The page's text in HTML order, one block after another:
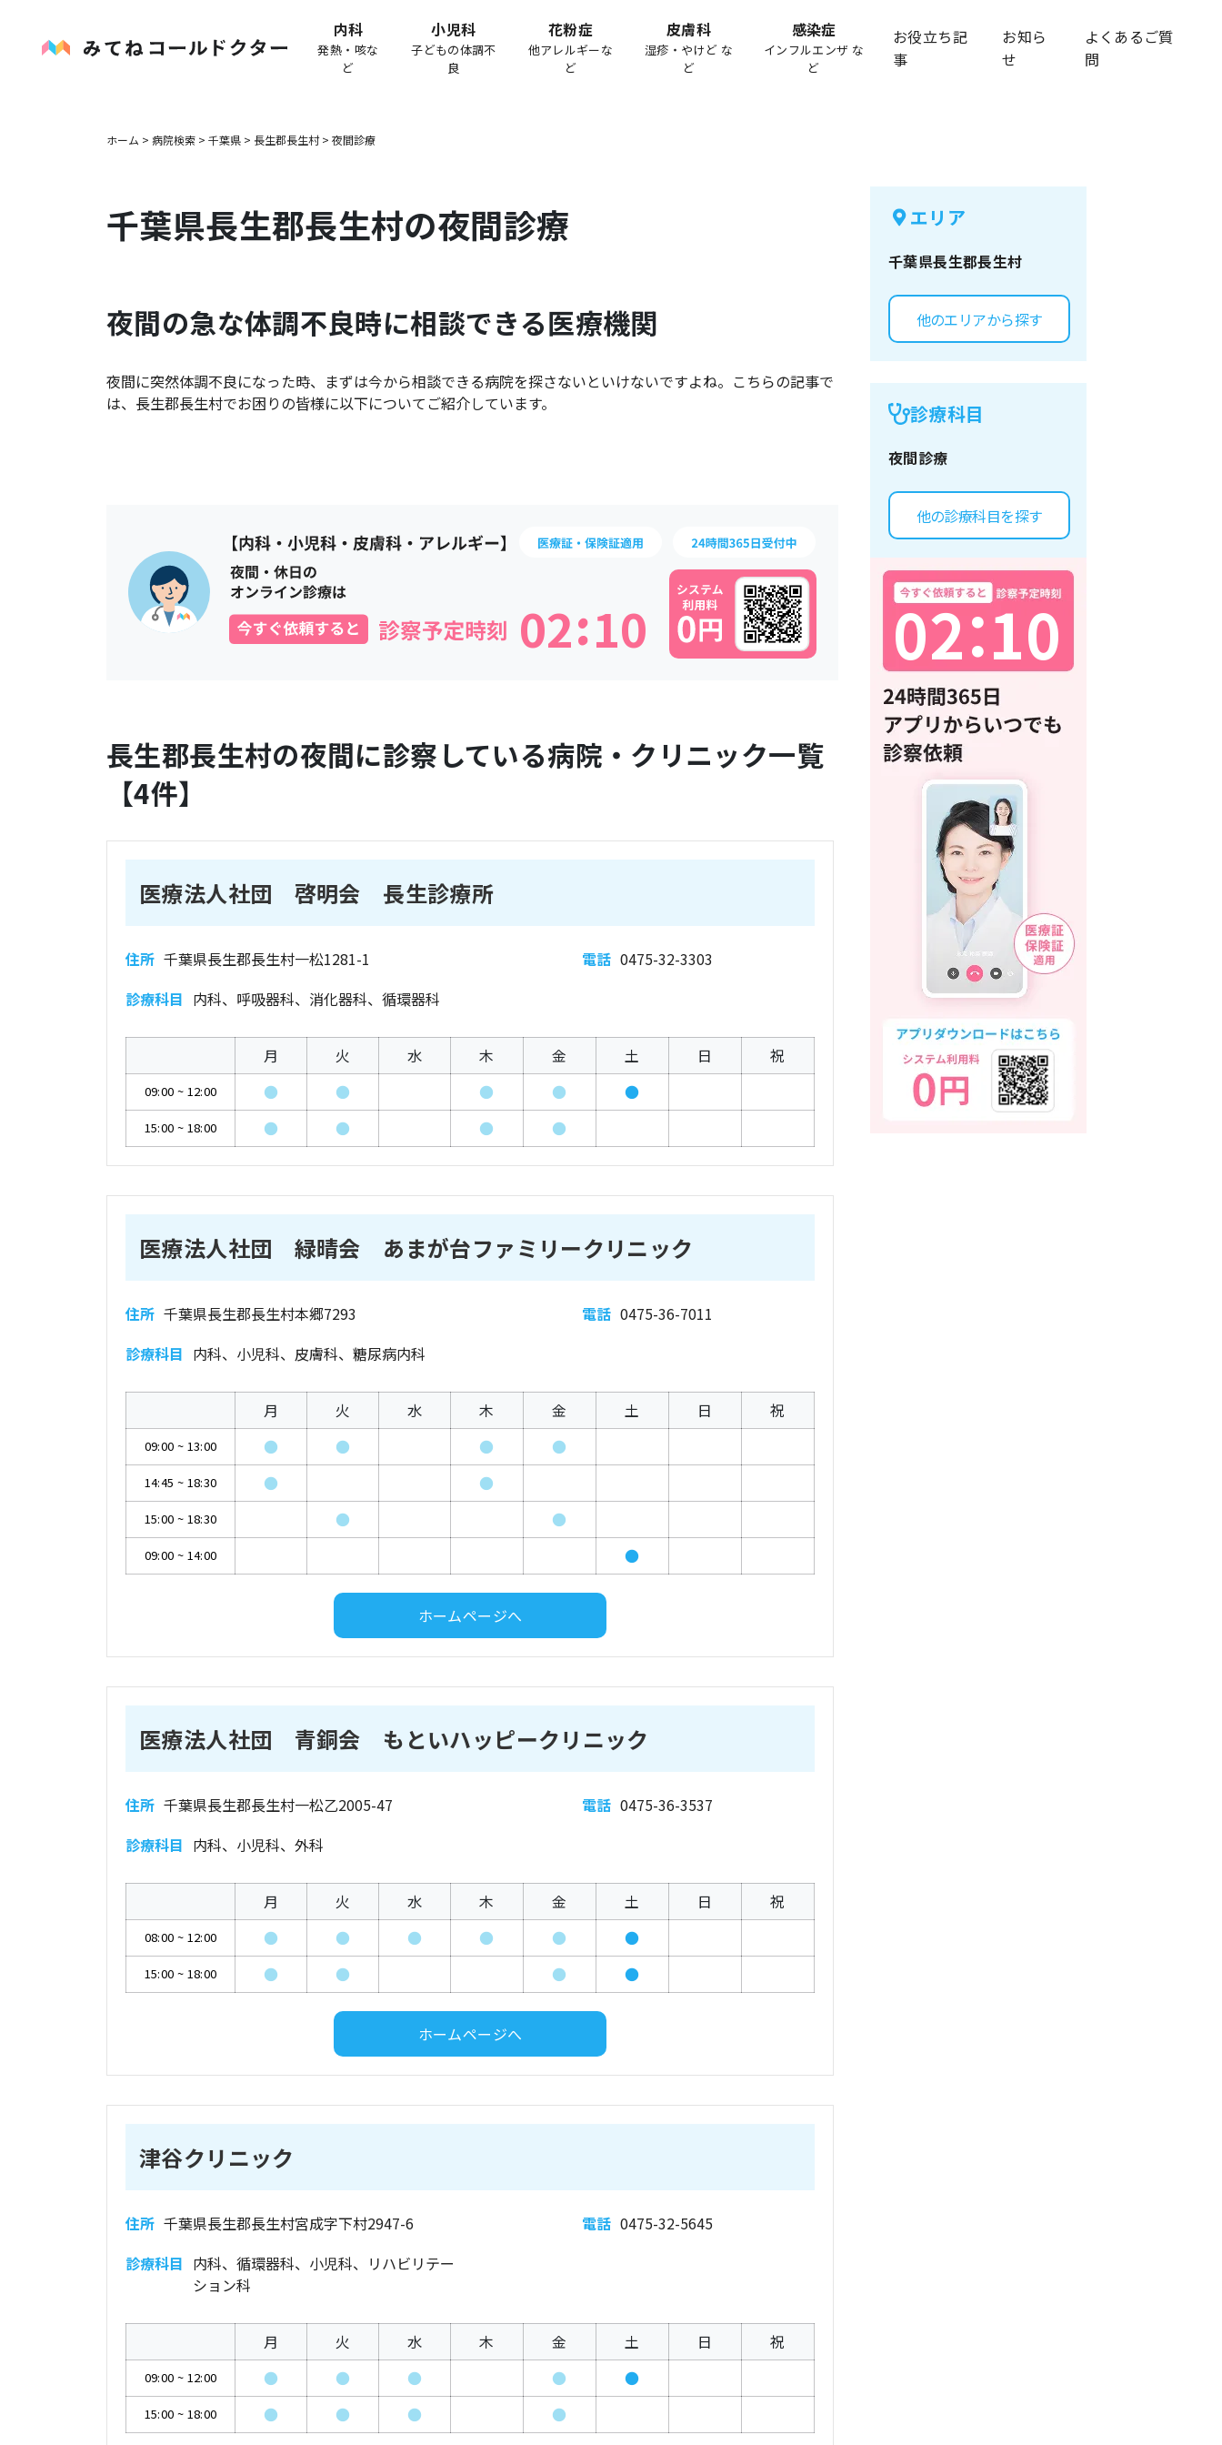
内科
発熱・咳な
ど
小児科
子どもの体調不
良
花粉症
他アレルギーな
ど
皮膚科
湿疹・やけど な
ど
感染症
インフルエンザ な
ど
お役立ち記
事
お知ら
せ
よくあるご質
問
ホーム > 病院検索 > 千葉県 > 長生郡長生村 > 夜間診療
千葉県長生郡長生村の夜間診療
夜間の急な体調不良時に相談できる医療機関
夜間に突然体調不良になった時、まずは今から相談できる病院を探さないといけないですよね。こちらの記事で
は、 長生郡長生村でお困りの皆様に以下についてご紹介しています。
02 10
:
長生郡長生村の夜間に診察している病院・クリニック一覧
【4件】
医療法人社団 啓明会 長生診療所
住所 千葉県長生郡長生村一松1281-1 電話 0475-32-3303
診療科目 内科、呼吸器科、消化器科、循環器科
月 火 水 木 金 土 日 祝
09:00 ~ 12:00 ● ● ● ● ●
15:00 ~ 18:00 ● ● ● ●
医療法人社団 緑晴会 あまが台ファミリークリニック
住所 千葉県長生郡長生村本郷7293 電話 0475-36-7011
診療科目 内科、小児科、皮膚科、糖尿病内科
月 火 水 木 金 土 日 祝
09:00 ~ 13:00 ● ● ● ●
14:45 ~ 18:30 ● ●
15:00 ~ 18:30 ● ●
09:00 ~ 14:00 ●
ホームページへ
医療法人社団 青銅会 もといハッピークリニック
住所 千葉県長生郡長生村一松乙2005-47 電話 0475-36-3537
診療科目 内科、小児科、外科
月 火 水 木 金 土 日 祝
08:00 ~ 12:00 ● ● ● ● ● ●
15:00 ~ 18:00 ● ● ● ●
ホームページへ
津谷クリニック
住所 千葉県長生郡長生村宮成字下村2947-6 電話 0475-32-5645
診療科目 内科、循環器科、小児科、リハビリテー
ション科
月 火 水 木 金 土 日 祝
09:00 ~ 12:00 ● ● ● ● ●
15:00 ~ 18:00 ● ● ● ●
エリア
千葉県長生郡長生村
他のエリアから探す
診療科目
夜間診療
他の診療科目を探す
02：
10